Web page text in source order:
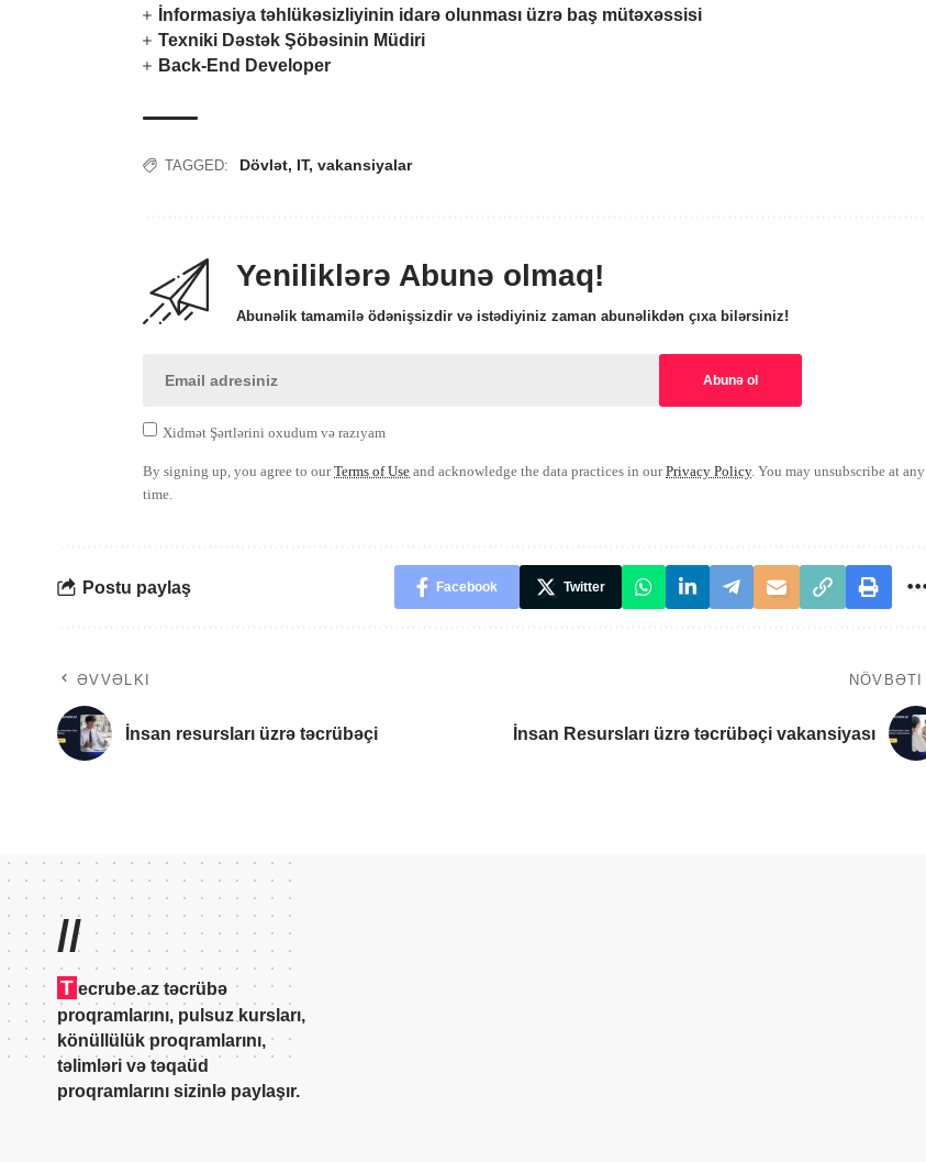
İnformasiya təhlükəsizliyinin idarə olunması üzrə baş mütəxəssisi
Texniki Dəstək Şöbəsinin Müdiri
Back-End Developer
TAGGED: Dövlət, IT, vakansiyalar
Yeniliklərə Abunə olmaq!
Abunəlik tamamilə ödənişsizdir və istədiyiniz zaman abunəlikdən çıxa bilərsiniz!
Xidmət Şərtlərini oxudum və razıyam
By signing up, you agree to ourTerms of Use and acknowledge the data practices in ourPrivacy Policy. You may unsubscribe at any
time.
Postu paylaş Facebook Twitter
ƏVVƏLKI
İnsan resursları üzrə təcrübəçi
NÖVBƏTI
İnsan Resursları üzrə təcrübəçi vakansiyası
//
T ecrube.az təcrübə
proqramlarını, pulsuz kursları,
könüllülük proqramlarını,
təlimləri və təqaüd
proqramlarını sizinlə paylaşır.